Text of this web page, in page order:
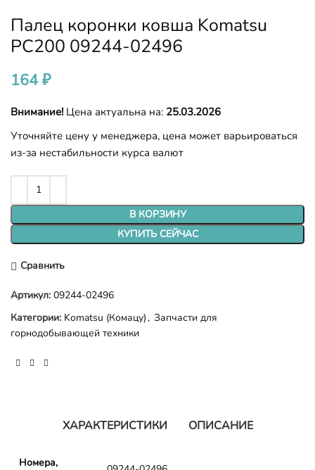
Палец коронки ковша Komatsu
РС200 09244-02496
164₽
Внимание! Цена актуальна на: 25.03.2026
Уточняйте цену у менеджера, цена может варьироваться
из-за нестабильности курса валют
В КОРЗИНУ
КУПИТЬ СЕЙЧАС
Сравнить
Артикул: 09244-02496
Категории: Komatsu (Комацу) , Запчасти для
горнодобывающей техники
ХАРАКТЕРИСТИКИ ОПИСАНИЕ
Номера,